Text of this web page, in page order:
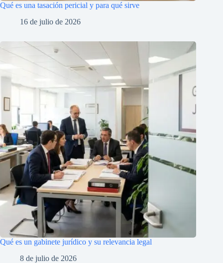
Qué es una tasación pericial y para qué sirve
16 de julio de 2026
Qué es un gabinete jurídico y su relevancia legal
8 de julio de 2026